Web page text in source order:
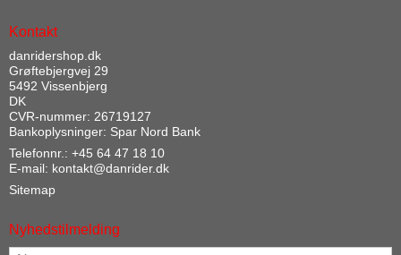
Kontakt
danridershop.dk
Grøftebjergvej 29
5492 Vissenbjerg
DK
CVR-nummer: 26719127
Bankoplysninger: Spar Nord Bank
Telefonnr.: +45 64 47 18 10
E-mail: kontakt@danrider.dk
Sitemap
Nyhedstilmelding